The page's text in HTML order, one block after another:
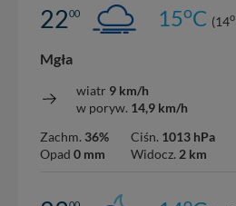
2200 15oC (14o
Mgła
wiatr 9 km/h
w poryw. 14,9 km/h
Zachm. 36%
Opad 0 mm
Ciśn. 1013 hPa
Widocz. 2 km